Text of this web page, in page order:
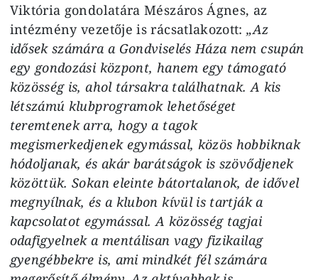
Viktória gondolatára Mészáros Ágnes, az
intézmény vezetője is rácsatlakozott:„Az
idősek számára a Gondviselés Háza nem csupán
egy gondozási központ, hanem egy támogató
közösség is, ahol társakra találhatnak. A kis
létszámú klubprogramok lehetőséget
teremtenek arra, hogy a tagok
megismerkedjenek egymással, közös hobbiknak
hódoljanak, és akár barátságok is szövődjenek
közöttük. Sokan eleinte bátortalanok, de idővel
megnyílnak, és a klubon kívül is tartják a
kapcsolatot egymással. A közösség tagjai
odafigyelnek a mentálisan vagy fizikailag
gyengébbekre is, ami mindkét fél számára